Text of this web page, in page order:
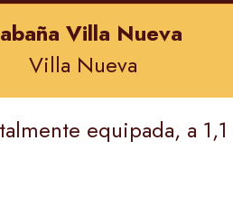
Villa Nueva
Villa Nueva
equipada, a